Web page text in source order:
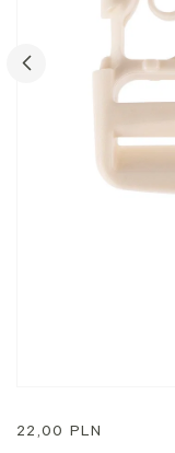
1
Normaali
22,00 PLN